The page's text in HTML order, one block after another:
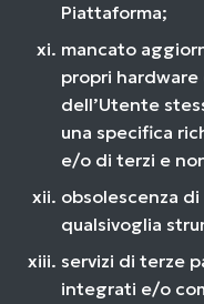
Piattaforma;
mancato
propri
dell’Utente
una specifica
e/o di terzi e
obsolescenza
qualsivoglia
servizi di terze
integrati e/o